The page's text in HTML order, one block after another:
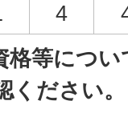
4
格等につ
ださい。